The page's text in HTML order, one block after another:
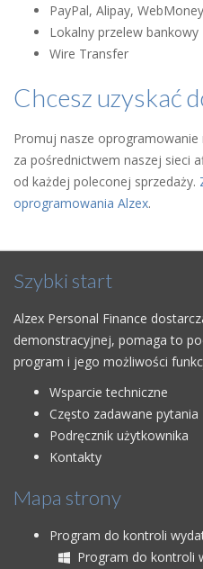
PayPal, Alipay, WebMoney
Lokalny przelew bankowy
Wire Transfer
Chcesz uzyskać
Promuj nasze
za pośrednictwem naszej sieci
od każdej poleconej sprzedaży.
oprogramowania Alzex.
Szybki start
Alzex Personal Finance
demonstracyjnej, pomaga to
program i jego możliwości
Wsparcie techniczne
Często zadawane pytania
Podręcznik użytkownika
Kontakty
Mapa strony
Program do kontroli
Program do kontroli